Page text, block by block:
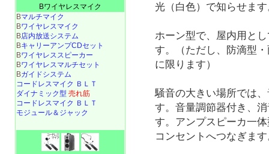
光（白色）で知らせま
ホーン型で、屋内用と
す。（ただし、防滴型
に限ります）
騒音の大きい場所では
す。音量調節器付き、
す。アンプスピーカ一
コンセントへつなぎま
Bワイヤレスマイク
Bマルチマイク
Bワイヤレスマイク
B店内放送システム
BキャリーアンプCDセット
Bワイヤレススピーカー
Bワイヤレスマルチセット
Bガイドシステム
コードレスマイク ＢＬＴ
ダイナミック型 売れ筋
コードレスマイク ＢＬＴ
モジュール＆ジャック